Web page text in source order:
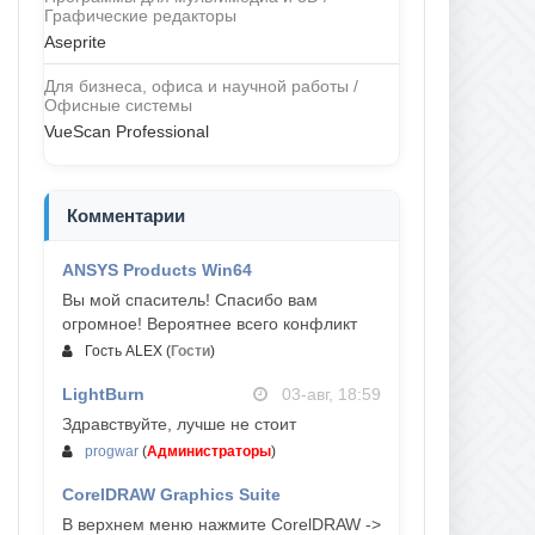
Графические редакторы
Aseprite
Для бизнеса, офиса и научной работы /
Офисные системы
VueScan Professional
Комментарии
ANSYS Products Win64
Вы мой спаситель! Спасибо вам
огромное! Вероятнее всего конфликт
Гость ALEX (Гости)
LightBurn
03-авг, 18:59
Здравствуйте, лучше не стоит
progwar (Администраторы)
CorelDRAW Graphics Suite
03-авг, 18:58
В верхнем меню нажмите CorelDRAW ->